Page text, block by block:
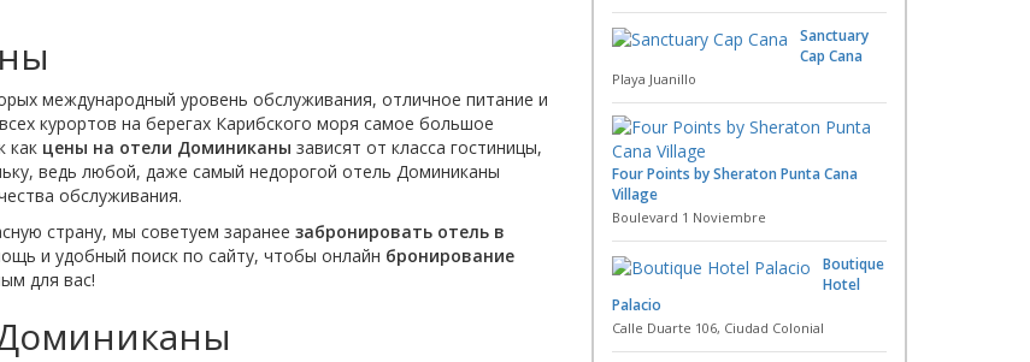
международный уровень обслуживания, отличное питание и
курортов на берегах Карибского моря самое большое
как цены на отели Доминиканы зависят от класса гостиницы,
ведь любой, даже самый недорогой отель Доминиканы
обслуживания.
страну, мы советуем заранее забронировать отель в
и удобный поиск по сайту, чтобы онлайн бронирование
для вас!
Sanctuary
Cap Cana
Playa Juanillo
Four Points by Sheraton Punta Cana
Village
Boulevard 1 Noviembre
Boutique
Hotel
Palacio
Calle Duarte 106, Ciudad Colonial